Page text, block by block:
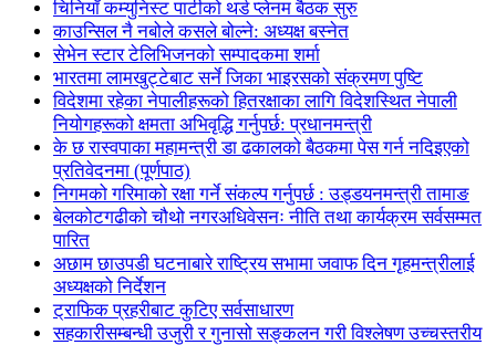
चिनियाँ कम्युनिस्ट पार्टीको थर्ड प्लेनम बैठक सुरु
काउन्सिल नै नबोले कसले बोल्ने: अध्यक्ष बस्नेत
सेभेन स्टार टेलिभिजनको सम्पादकमा शर्मा
भारतमा लामखुट्टेबाट सर्ने जिका भाइरसको संक्रमण पुष्टि
विदेशमा रहेका नेपालीहरूको हितरक्षाका लागि विदेशस्थित नेपाली
नियोगहरूको क्षमता अभिवृद्धि गर्नुपर्छ: प्रधानमन्त्री
के छ रास्वपाका महामन्त्री डा ढकालको बैठकमा पेस गर्न नदिइएको
प्रतिवेदनमा (पूर्णपाठ)
निगमको गरिमाको रक्षा गर्ने संकल्प गर्नुपर्छ : उड्डयनमन्त्री तामाङ
बेलकोटगढीको चौथो नगरअधिवेसनः नीति तथा कार्यक्रम सर्वसम्मत
पारित
अछाम छाउपडी घटनाबारे राष्ट्रिय सभामा जवाफ दिन गृहमन्त्रीलाई
अध्यक्षको निर्देशन
ट्राफिक प्रहरीबाट कुटिए सर्वसाधारण
सहकारीसम्बन्धी उजुरी र गुनासो सङ्कलन गरी विश्लेषण उच्चस्तरीय